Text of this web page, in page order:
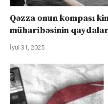
Qəzza onun kompası
müharibəsinin
İyul 31, 2025